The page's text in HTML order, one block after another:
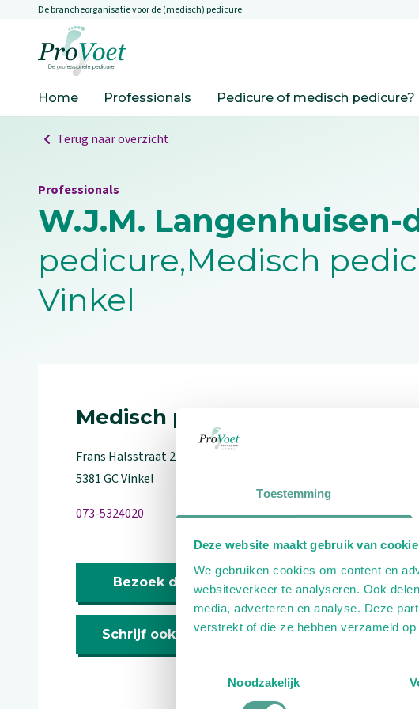
Toestemming
Deze website maakt gebruik van
We gebruiken cookies om content en
websiteverkeer te analyseren. Ook
media, adverteren en analyse. Deze
verstrekt of die ze hebben verzameld
Noodzakelijk
Overslaan en naar de inhoud gaan
De brancheorganisatie voor de (medisch) pedicure
Home Professionals Pedicure of medisch pedicure?
Terug naar overzicht
Professionals
W.J.M. Langenhuisen-
pedicure,Medisch
Vinkel
Medisch pedicure, Medisch
Frans Halsstraat2
5381 GCVinkel
073-5324020
Bezoek de website
Schrijf ook een review